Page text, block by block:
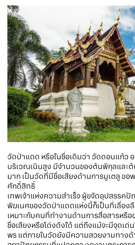
วัดป่าแดด หรือในชื่อเดิมว่า วัดดอนแก้ว
บริเวณเนินสูง มีจำนวนของต้นพิกุลและ
มาก เป็นวัดที่มีชื่อเสียงด้านการมูเตลู ขอ
ศักดิ์สิทธิ์
เทพเจ้าแห่งความสำเร็จ ผู้ขจัดอุปสรรค
พิฆเนศของวัดป่าแดดแห่งนี้ก็เป็นที่เลื่อ
เหมาะกับคนที่ทำงานด้านการสื่อสารหรือ
ชื่อเสียงหรือโด่งดังได้ แต่ถึงแม้จะมีจุดเด่
พร แต่ภายในวัดยังมีความสวยงามทาง